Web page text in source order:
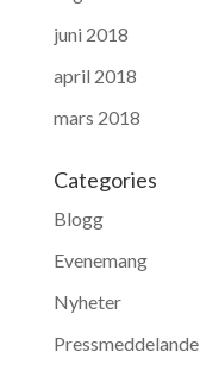
juni 2018
april 2018
mars 2018
Categories
Blogg
Evenemang
Nyheter
Pressmeddelande